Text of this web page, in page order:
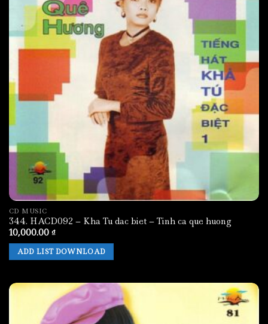
CD MUSIC
344. HACD092 – Kha Tu dac biet – Tinh ca que huong
10,000.00 ₫
ADD LIST DOWNLOAD